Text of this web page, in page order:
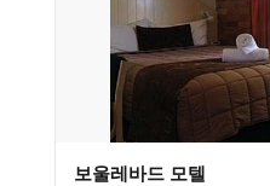
보울레바드 모텔